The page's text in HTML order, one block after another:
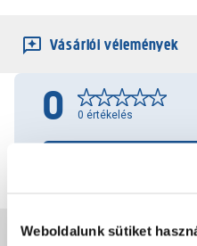
Weboldalunk sütiket
Vásárlói vélemények
0 0 értékelés
Jótállás, szavatosság